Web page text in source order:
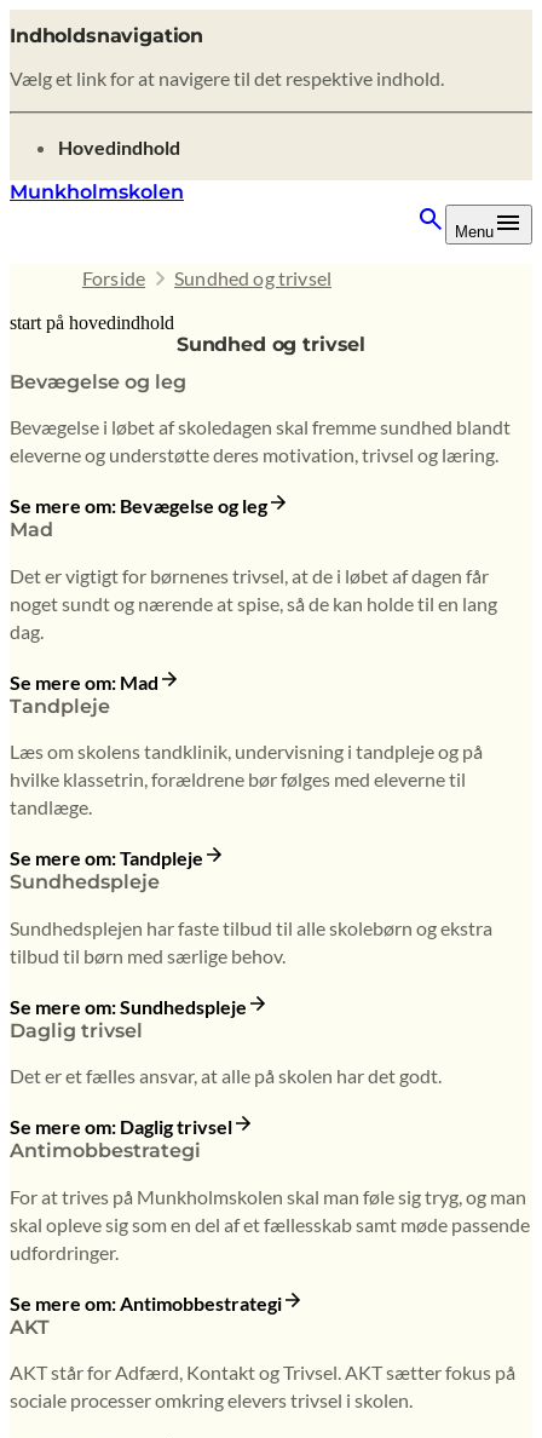
Indholdsnavigation
Vælg et link for at navigere til det respektive indhold.
gå til
Hovedindhold
Munkholmskolen
Menu
Forside Sundhed og trivsel
start på hovedindhold
Sundhed og trivselsenest opdateret 9. februar 2026
Bevægelse og leg
Bevægelse i løbet af skoledagen skal fremme sundhed blandt
eleverne og understøtte deres motivation, trivsel og læring.
Se mere om: Bevægelse og leg
Mad
Det er vigtigt for børnenes trivsel, at de i løbet af dagen får
noget sundt og nærende at spise, så de kan holde til en lang
dag.
Se mere om: Mad
Tandpleje
Læs om skolens tandklinik, undervisning i tandpleje og på
hvilke klassetrin, forældrene bør følges med eleverne til
tandlæge.
Se mere om: Tandpleje
Sundhedspleje
Sundhedsplejen har faste tilbud til alle skolebørn og ekstra
tilbud til børn med særlige behov.
Se mere om: Sundhedspleje
Daglig trivsel
Det er et fælles ansvar, at alle på skolen har det godt.
Se mere om: Daglig trivsel
Antimobbestrategi
For at trives på Munkholmskolen skal man føle sig tryg, og man
skal opleve sig som en del af et fællesskab samt møde passende
udfordringer.
Se mere om: Antimobbestrategi
AKT
AKT står for Adfærd, Kontakt og Trivsel. AKT sætter fokus på
sociale processer omkring elevers trivsel i skolen.